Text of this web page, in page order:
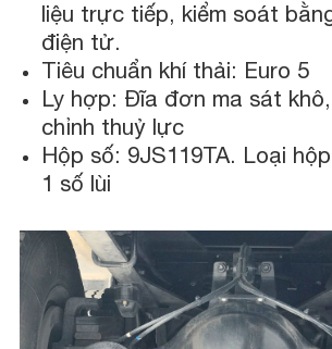
liệu trực tiếp, kiểm soát
điện tử.
Tiêu chuẩn khí thải: Euro 5
Ly hợp: Đĩa đơn ma sát
chỉnh thuỷ lực
Hộp số: 9JS119TA. Loại
1 số lùi